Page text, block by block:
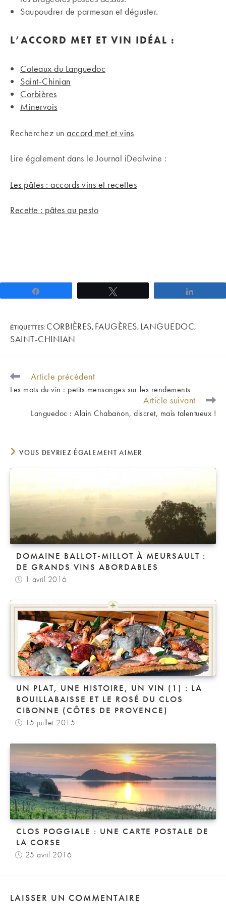
Saupoudrer de parmesan et déguster.
L’ACCORD MET ET VIN IDÉAL :
Coteaux du Languedoc
Saint-Chinian
Corbières
Minervois
Recherchez un accord met et vins
Lire également dans le Journal iDealwine :
Les pâtes : accords vins et recettes
Recette : pâtes au pesto
ÉTIQUETTES: CORBIÈRES, FAUGÈRES, LANGUEDOC,
SAINT-CHINIAN
READ
MORE
ARTICLES
Article précédent
Les mots du vin : petits mensonges sur les rendements
Article suivant
Languedoc : Alain Chabanon, discret, mais talentueux !
VOUS DEVRIEZ ÉGALEMENT AIMER
DOMAINE BALLOT-MILLOT À MEURSAULT :
DE GRANDS VINS ABORDABLES
1 avril 2016
UN PLAT, UNE HISTOIRE, UN VIN (1) : LA
BOUILLABAISSE ET LE ROSÉ DU CLOS
CIBONNE (CÔTES DE PROVENCE)
15 juillet 2015
CLOS POGGIALE : UNE CARTE POSTALE DE
LA CORSE
25 avril 2016
LAISSER UN COMMENTAIRE